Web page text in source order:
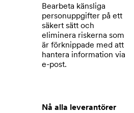
Bearbeta känsliga
personuppgifter på ett
säkert sätt och
eliminera riskerna som
är förknippade med att
hantera information via
e-post.
Nå alla leverantörer